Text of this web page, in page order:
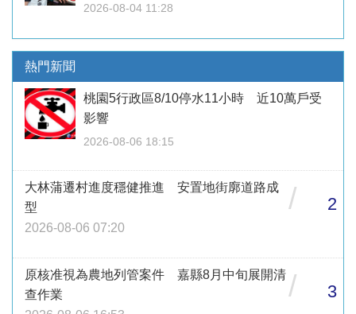
2026-08-04 11:28
熱門新聞
桃園5行政區8/10停水11小時 近10萬戶受
影響
2026-08-06 18:15
大林蒲遷村進度穩健推進 安置地街廓道路成
型
2026-08-06 07:20
/ 2
原核准視為農地列管案件 嘉縣8月中旬展開清
查作業
/ 3